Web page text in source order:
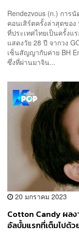
Rendezvous (n.) การ
คอนเสิร์ตครั้งล่าสุดขอ
ที่ประเทศไทยเป็นครั้งแ
แสดงวัย 28 ปี จากวง
เซ็นสัญญากับค่าย BH
ซึ่งที่ผ่านมาจิน...
20 มกราคม 2023
Cotton Candy ผล
อัลบั้มแรกที่เต็มไปด้